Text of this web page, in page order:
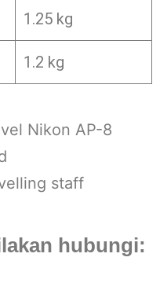
1.25 kg
1.2 kg
Nikon AP-8
staff
hubungi: